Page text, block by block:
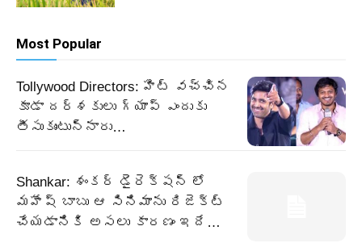
Most Popular
Tollywood Directors: హిట్ వచ్చిన
కూడా దర్శకులు గ్యాప్ ఎందుకు
తీసుకుంటున్నారు…
Shankar: శంకర్ డైరెక్షన్ లో
మహేష్ బాబు ఆ సినిమాను రిజెక్ట్
చేయడానికి అసలు కారణం ఇదే…